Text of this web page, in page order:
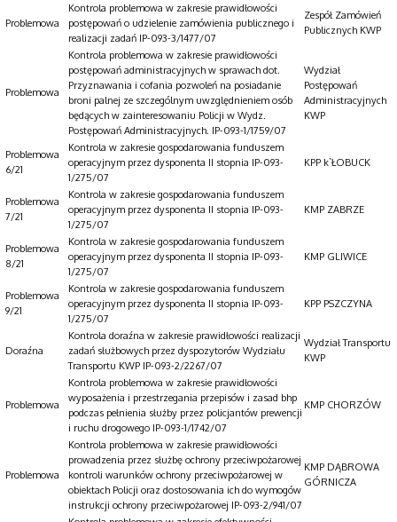
Problemowa
Kontrola problemowa w zakresie prawidłowości
postępowań o udzielenie zamówienia publicznego i
realizacji zadań IP-093-3/1477/07
Zespół Zamówień
Publicznych KWP
Problemowa
Kontrola problemowa w zakresie prawidłowości
postępowań administracyjnych w sprawach dot.
Przyznawania i cofania pozwoleń na posiadanie
broni palnej ze szczególnym uwzględnieniem osób
będących w zainteresowaniu Policji w Wydz.
Postępowań Administracyjnych. IP-093-1/1759/07
Wydział
Postępowań
Administracyjnych
KWP
Problemowa
6/21
Kontrola w zakresie gospodarowania funduszem
operacyjnym przez dysponenta II stopnia IP-093-
1/275/07
KPP k`ŁOBUCK
Problemowa
7/21
Kontrola w zakresie gospodarowania funduszem
operacyjnym przez dysponenta II stopnia IP-093-
1/275/07
KMP ZABRZE
Problemowa
8/21
Kontrola w zakresie gospodarowania funduszem
operacyjnym przez dysponenta II stopnia IP-093-
1/275/07
KMP GLIWICE
Problemowa
9/21
Kontrola w zakresie gospodarowania funduszem
operacyjnym przez dysponenta II stopnia IP-093-
1/275/07
KPP PSZCZYNA
Doraźna
Kontrola doraźna w zakresie prawidłowości realizacji
zadań służbowych przez dyspozytorów Wydziału
Transportu KWP IP-093-2/2267/07
Wydział Transportu
KWP
Problemowa
Kontrola problemowa w zakresie prawidłowości
wyposażenia i przestrzegania przepisów i zasad bhp
podczas pełnienia służby przez policjantów prewencji
i ruchu drogowego IP-093-1/1742/07
KMP CHORZÓW
Problemowa
Kontrola problemowa w zakresie prawidłowości
prowadzenia przez służbę ochrony przeciwpożarowej
kontroli warunków ochrony przeciwpożarowej w
obiektach Policji oraz dostosowania ich do wymogów
instrukcji ochrony przeciwpożarowej IP-093-2/941/07
KMP DĄBROWA
GÓRNICZA